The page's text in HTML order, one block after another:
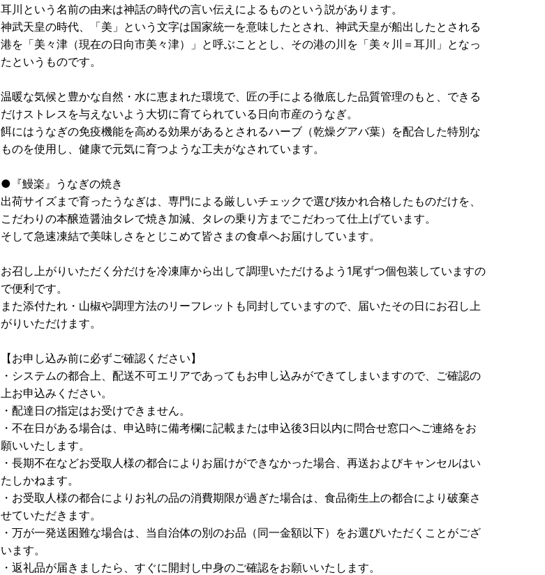
耳川という名前の由来は神話の時代の言い伝えによるものという説があります。
神武天皇の時代、「美」という文字は国家統一を意味したとされ、神武天皇が船出したとされる
港を「美々津（現在の日向市美々津）」と呼ぶこととし、その港の川を「美々川＝耳川」となっ
たというものです。
温暖な気候と豊かな自然・水に恵まれた環境で、匠の手による徹底した品質管理のもと、できる
だけストレスを与えないよう大切に育てられている日向市産のうなぎ。
餌にはうなぎの免疫機能を高める効果があるとされるハーブ（乾燥グアバ葉）を配合した特別な
ものを使用し、健康で元気に育つような工夫がなされています。
●『鰻楽』うなぎの焼き
出荷サイズまで育ったうなぎは、専門による厳しいチェックで選び抜かれ合格したものだけを、
こだわりの本醸造醤油タレで焼き加減、タレの乗り方までこだわって仕上げています。
そして急速凍結で美味しさをとじこめて皆さまの食卓へお届けしています。
お召し上がりいただく分だけを冷凍庫から出して調理いただけるよう1尾ずつ個包装していますの
で便利です。
また添付たれ・山椒や調理方法のリーフレットも同封していますので、届いたその日にお召し上
がりいただけます。
【お申し込み前に必ずご確認ください】
・システムの都合上、配送不可エリアであってもお申し込みができてしまいますので、ご確認の
上お申込みください。
・配達日の指定はお受けできません。
・不在日がある場合は、申込時に備考欄に記載または申込後3日以内に問合せ窓口へご連絡をお
願いいたします。
・長期不在などお受取人様の都合によりお届けができなかった場合、再送およびキャンセルはい
たしかねます。
・お受取人様の都合によりお礼の品の消費期限が過ぎた場合は、食品衛生上の都合により破棄さ
せていただきます。
・万が一発送困難な場合は、当自治体の別のお品（同一金額以下）をお選びいただくことがござ
います。
・返礼品が届きましたら、すぐに開封し中身のご確認をお願いいたします。